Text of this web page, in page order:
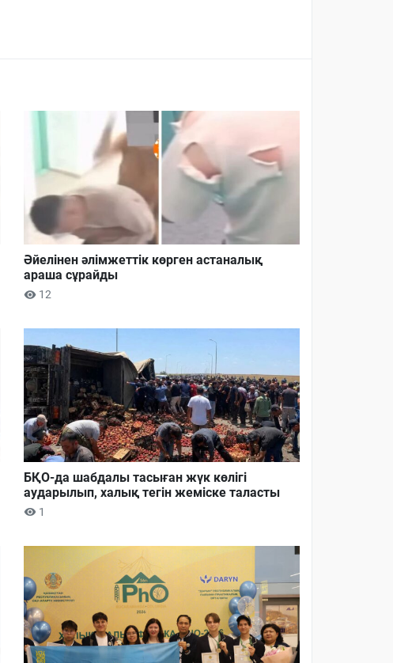
Әйелінен әлімжеттік көрген астаналық
араша сұрайды
12
БҚО-да шабдалы тасыған жүк көлігі
аударылып, халық тегін жеміске таласты
1